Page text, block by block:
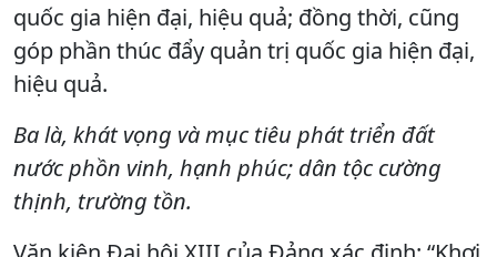
quốc gia hiện đại, hiệu quả; đồng thời, cũng
góp phần thúc đẩy quản trị quốc gia hiện đại,
hiệu quả.
Ba là, khát vọng và mục tiêu phát triển đất
nước phồn vinh, hạnh phúc; dân tộc cường
thịnh, trường tồn.